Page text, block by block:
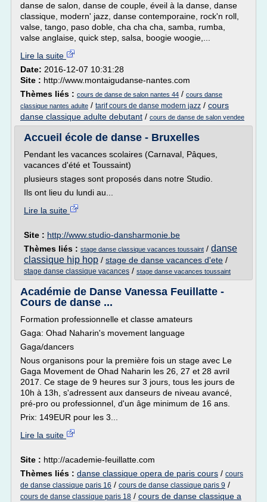
danse de salon, danse de couple, éveil à la danse, danse
classique, modern' jazz, danse contemporaine, rock'n roll,
valse, tango, paso doble, cha cha cha, samba, rumba,
valse anglaise, quick step, salsa, boogie woogie,...
Lire la suite
Date: 2016-12-07 10:31:28
Site : http://www.montaigudanse-nantes.com
Thèmes liés : cours de danse de salon nantes 44 / cours danse
classique nantes adulte / tarif cours de danse modern jazz / cours
danse classique adulte debutant / cours de danse de salon vendee
Accueil école de danse - Bruxelles
Pendant les vacances scolaires (Carnaval, Pâques,
vacances d'été et Toussaint)
plusieurs stages sont proposés dans notre Studio.
Ils ont lieu du lundi au...
Lire la suite
Site : http://www.studio-dansharmonie.be
Thèmes liés : stage danse classique vacances toussaint / danse
classique hip hop / stage de danse vacances d'ete /
stage danse classique vacances / stage danse vacances toussaint
Académie de Danse Vanessa Feuillatte -
Cours de danse ...
Formation professionnelle et classe amateurs
Gaga: Ohad Naharin's movement language
Gaga/dancers
Nous organisons pour la première fois un stage avec Le
Gaga Movement de Ohad Naharin les 26, 27 et 28 avril
2017. Ce stage de 9 heures sur 3 jours, tous les jours de
10h à 13h, s'adressent aux danseurs de niveau avancé,
pré-pro ou professionnel, d'un âge minimum de 16 ans.
Prix: 149EUR pour les 3...
Lire la suite
Site : http://academie-feuillatte.com
Thèmes liés : danse classique opera de paris cours / cours
de danse classique paris 16 / cours de danse classique paris 9 /
cours de danse classique paris 18 / cours de danse classique a